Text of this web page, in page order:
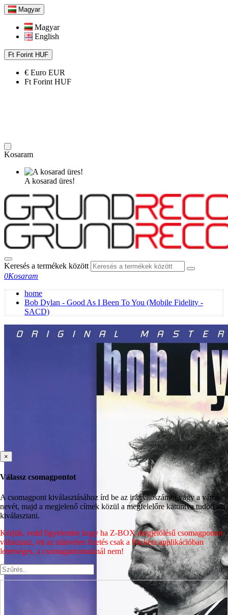
Magyar
Magyar
English
Ft Forint HUF
€ Euro EUR
Ft Forint HUF
Kosaram
A kosarad üres!
Keresés a termékek között
0Kosaram
home
Bob Dylan - Good As I Been To You (Mobile Fidelity -
SACD)
×
Válassz csomagpontot
A csomagpont kiválasztásához írd be az irányítószámot vagy a város
nevét, majd a megjelenő címek közül a megfelelőre kattintva tudod azt
kiválasztani.
Kérjük, vedd figyelembe hogy ha Z-BOX megjelölésű csomagpontot
választasz, ott az utánvétes fizetés csak a Packeta applikációban
lehetséges, a csomagautomatánál nem!